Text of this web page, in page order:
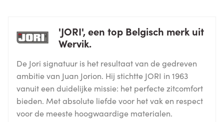
'JORI', een top Belgisch merk uit
Wervik.
De Jori signatuur is het resultaat van de gedreven
ambitie van Juan Jorion. Hij stichtte JORI in 1963
vanuit een duidelijke missie: het perfecte zitcomfort
bieden. Met absolute liefde voor het vak en respect
voor de meeste hoogwaardige materialen.